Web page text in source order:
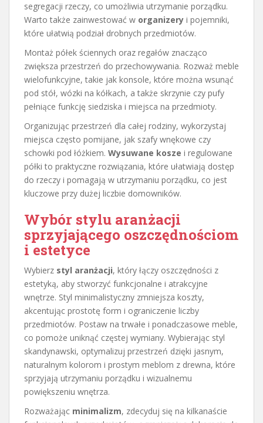
segregacji rzeczy, co umożliwia utrzymanie porządku.
Warto także zainwestować w organizery i pojemniki,
które ułatwią podział drobnych przedmiotów.
Montaż półek ściennych oraz regałów znacząco
zwiększa przestrzeń do przechowywania. Rozważ meble
wielofunkcyjne, takie jak konsole, które można wsunąć
pod stół, wózki na kółkach, a także skrzynie czy pufy
pełniące funkcję siedziska i miejsca na przedmioty.
Organizując przestrzeń dla całej rodziny, wykorzystaj
miejsca często pomijane, jak szafy wnękowe czy
schowki pod łóżkiem. Wysuwane kosze i regulowane
półki to praktyczne rozwiązania, które ułatwiają dostęp
do rzeczy i pomagają w utrzymaniu porządku, co jest
kluczowe przy dużej liczbie domowników.
Wybór stylu aranżacji
sprzyjającego oszczędnościom
i estetyce
Wybierz styl aranżacji, który łączy oszczędności z
estetyką, aby stworzyć funkcjonalne i atrakcyjne
wnętrze. Styl minimalistyczny zmniejsza koszty,
akcentując prostotę form i ograniczenie liczby
przedmiotów. Postaw na trwałe i ponadczasowe meble,
co pomoże uniknąć częstej wymiany. Wybierając styl
skandynawski, optymalizuj przestrzeń dzięki jasnym,
naturalnym kolorom i prostym meblom z drewna, które
sprzyjają utrzymaniu porządku i wizualnemu
powiększeniu wnętrza.
Rozważając minimalizm, zdecyduj się na kilkanaście